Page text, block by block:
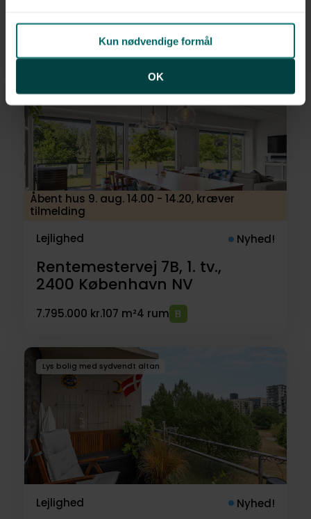
Kun nødvendige formål
OK
2720Vanløse
7.495.000 kr.108 m²3 rum
Åbent hus 9. aug. 14.00 - 14.20, kræver
tilmelding
Lejlighed
Nyhed!
Rentemestervej 7B, 1. tv.,
2400 København NV
7.795.000 kr.107 m²4 rum
Lys bolig med sydvendt altan
Lejlighed Nyhed!